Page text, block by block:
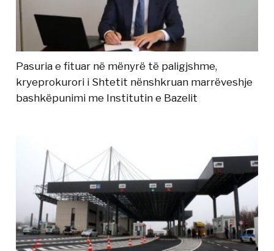
Pasuria e fituar në mënyrë të paligjshme,
kryeprokurori i Shtetit nënshkruan marrëveshje
bashkëpunimi me Institutin e Bazelit